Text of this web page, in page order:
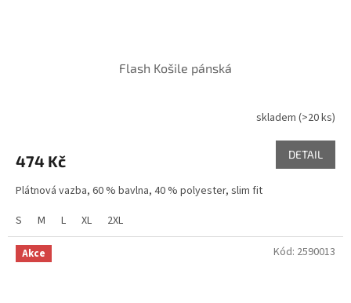
Flash Košile pánská
skladem (>20 ks)
474 Kč DETAIL
Plátnová vazba, 60 % bavlna, 40 % polyester, slim fit
S
M L XL 2XL
Akce Kód: 2590013